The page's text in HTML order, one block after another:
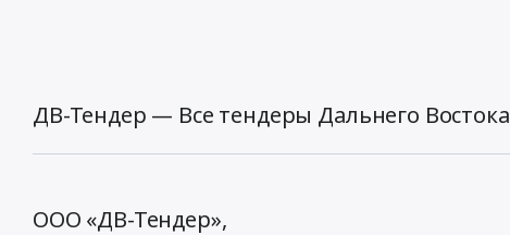
ДВ-Тендер — Все тендеры Дальнего Востока
ООО «ДВ-Тендер»,